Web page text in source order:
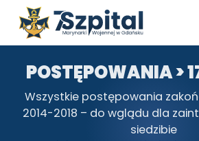
Przejdź do treści
Przejdź do stopki
POSTĘPOWANIA >
Wszystkie postępowania
2014-2018 – do wglądu dla
siedzibie